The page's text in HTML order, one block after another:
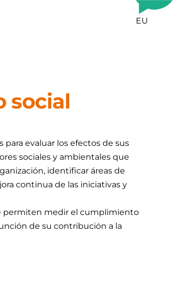
EU
social
evaluar los efectos de sus
sociales y ambientales que
identificar áreas de
continua de las iniciativas y
permiten medir el cumplimiento
de su contribución a la